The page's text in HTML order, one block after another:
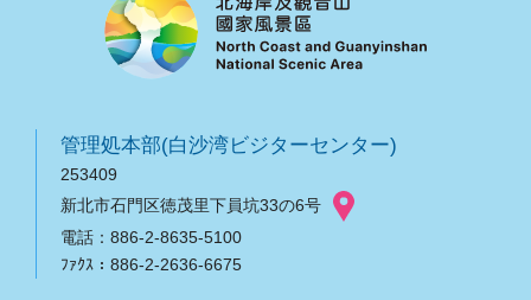
管理処本部(白沙湾ビジターセンター)
253409
新北市石門区徳茂里下員坑33の6号
電話：886-2-8635-5100
ﾌｧｸｽ：886-2-2636-6675